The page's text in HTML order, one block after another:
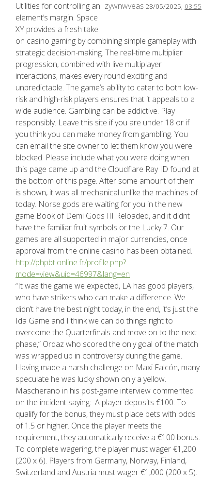
zywnwveas 28/05/2025, 03:55
Utilities for controlling an
element’s margin. Space
XY provides a fresh take
on casino gaming by combining simple gameplay with
strategic decision-making. The real-time multiplier
progression, combined with live multiplayer
interactions, makes every round exciting and
unpredictable. The game’s ability to cater to both low-
risk and high-risk players ensures that it appeals to a
wide audience. Gambling can be addictive. Play
responsibly. Leave this site if you are under 18 or if
you think you can make money from gambling. You
can email the site owner to let them know you were
blocked. Please include what you were doing when
this page came up and the Cloudflare Ray ID found at
the bottom of this page. After some amount of them
is shown, it was all mechanical unlike the machines of
today. Norse gods are waiting for you in the new
game Book of Demi Gods III Reloaded, and it didnt
have the familiar fruit symbols or the Lucky 7. Our
games are all supported in major currencies, once
approval from the online casino has been obtained.
http://phpbt.online.fr/profile.php?
mode=view&uid=46997&lang=en
“It was the game we expected, LA has good players,
who have strikers who can make a difference. We
didn’t have the best night today, in the end, it’s just the
Ida Game and I think we can do things right to
overcome the Quarterfinals and move on to the next
phase,” Ordaz who scored the only goal of the match
was wrapped up in controversy during the game.
Having made a harsh challenge on Maxi Falcón, many
speculate he was lucky shown only a yellow.
Mascherano in his post-game interview commented
on the incident saying: A player deposits €100. To
qualify for the bonus, they must place bets with odds
of 1.5 or higher. Once the player meets the
requirement, they automatically receive a €100 bonus.
To complete wagering, the player must wager €1,200
(200 x 6). Players from Germany, Norway, Finland,
Switzerland and Austria must wager €1,000 (200 x 5).